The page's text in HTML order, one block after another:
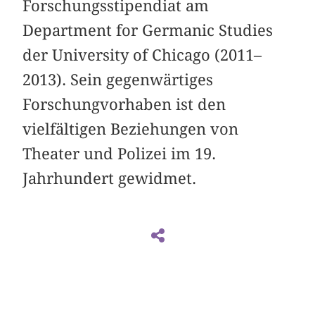
Forschungsstipendiat am
Department for Germanic Studies
der University of Chicago (2011–
2013). Sein gegenwärtiges
Forschungvorhaben ist den
vielfältigen Beziehungen von
Theater und Polizei im 19.
Jahrhundert gewidmet.